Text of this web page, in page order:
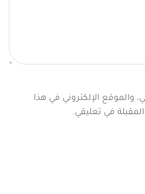
والموقع الإلكتروني في هذا
في تعليقي.